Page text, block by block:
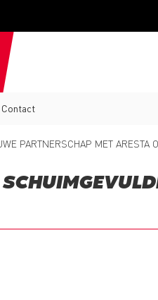
Contact
PARTNERSCHAP MET ARESTA